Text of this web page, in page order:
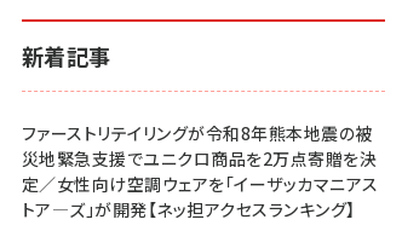
新着記事
ファーストリテイリングが令和8年熊本地震の被
災地緊急支援でユニクロ商品を2万点寄贈を決
定／女性向け空調ウェアを「イーザッカマニアス
トア―ズ」が開発【ネッ担アクセスランキング】